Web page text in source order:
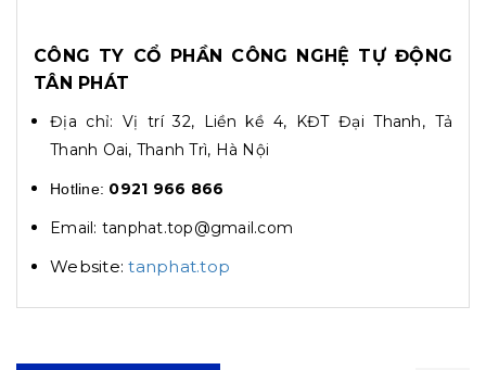
CÔNG TY CỔ PHẦN CÔNG NGHỆ TỰ ĐỘNG
TÂN PHÁT
Địa chỉ: Vị trí 32, Liền kề 4, KĐT Đại Thanh, Tả
Thanh Oai, Thanh Trì, Hà Nội
Hotline: 0921 966 866
Email: tanphat.top@gmail.com
Website:tanphat.top